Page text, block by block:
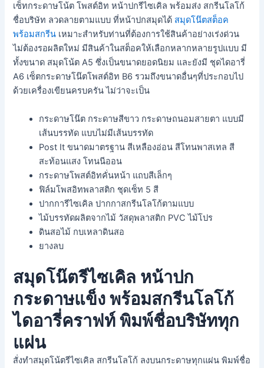
เซ็ทกระดาษโน้ต โพสต์อิท หน้าปกรีไซเคิล พร้อมส่ง สกรีนโลโก้
ชื่อบริษัท ลวดลายตามแบบ ที่หน้าปกสมุดได้ สมุดโน๊ตสต็อค
พร้อมสกรีน เหมาะสำหรับท่านที่ต้องการใช้สินค้าอย่างเร่งด่วน
ไม่ต้องรอผลิตใหม่ มีสินค้าในสต็อคให้เลือกหลากหลายรูปแบบ มี
ทั้งขนาด สมุดโน้ต A5 ซึ่งเป็นขนาดยอดนิยม และยังมี ชุดไดอารี่
A6 เซ็ตกระดาษโน๊ตโพสต์อิท B6 รวมถึงขนาดอื่นๆที่ประกอบไป
ด้วยเครื่องเขียนครบครัน ไม่ว่าจะเป็น
กระดาษโน๊ต กระดาษสีขาว กระดาษถนอมสายตา แบบมี
เส้นบรรทัด แบบไม่มีเส้นบรรทัด
Post It ขนาดมาตรฐาน สีเหลืองอ่อน สีโทนพาสเทล สี
สะท้อนแสง โทนนีออน
กระดาษโพสต์อิทคั่นหน้า แถบสีเล็กๆ
ฟิล์มโพสอิทพลาสติก ชุดเซ็ท 5 สี
ปากการีไซเคิล ปากกาสกรีนโลโก้ตามแบบ
ไม้บรรทัดผลิตจากไม้ วัสดุพลาสติก PVC ไม้โปร
ดินสอไม้ กบเหลาดินสอ
ยางลบ
สมุดโน๊ตรีไซเคิล หน้าปก
กระดาษแข็ง พร้อมสกรีนโลโก้
ไดอารี่คราฟท์ พิมพ์ชื่อบริษัททุก
แผ่น
สั่งทำสมุดโน้ตรีไซเคิล สกรีนโลโก้ ลงบนกระดาษทุกแผ่น พิมพ์ชื่อ